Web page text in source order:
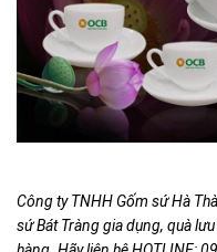
Công ty TNHH Gốm sứ Hà
sứ Bát Tràng gia dụng, quà